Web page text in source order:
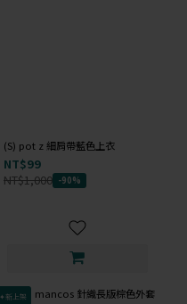
(S) pot z 細肩帶藍色上衣
NT$99
NT$1,000 -90%
✦新上架